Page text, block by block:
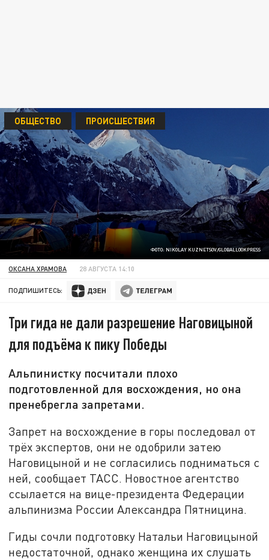
ФОТО: NIKOLAY KUZNETSOV/GLOBALLOOKPRESS
ОБЩЕСТВО ПРОИСШЕСТВИЯ
ОКСАНА ХРАМОВА 28 АВГУСТА 14:10
ПОДПИШИТЕСЬ:
Три гида не дали разрешение Наговицыной
для подъёма к пику Победы
Альпинистку посчитали плохо
подготовленной для восхождения, но она
пренебрегла запретами.
Запрет на восхождение в горы последовал от
трёх экспертов, они не одобрили затею
Наговицыной и не согласились подниматься с
ней, сообщает ТАСС. Новостное агентство
ссылается на вице-президента Федерации
альпинизма России Александра Пятницина.
Гиды сочли подготовку Натальи Наговицыной
недостаточной, однако женщина их слушать